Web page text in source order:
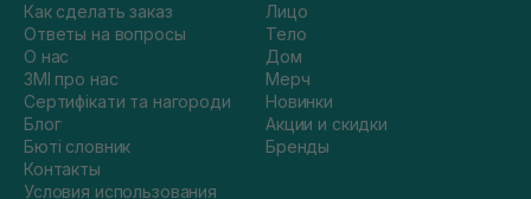
Как сделать заказ
Ответы на вопросы
О нас
ЗМІ про нас
Сертифікати та нагороди
Блог
Бюті словник
Контакты
Условия использования
Лицо
Тело
Дом
Мерч
Новинки
Акции и скидки
Бренды